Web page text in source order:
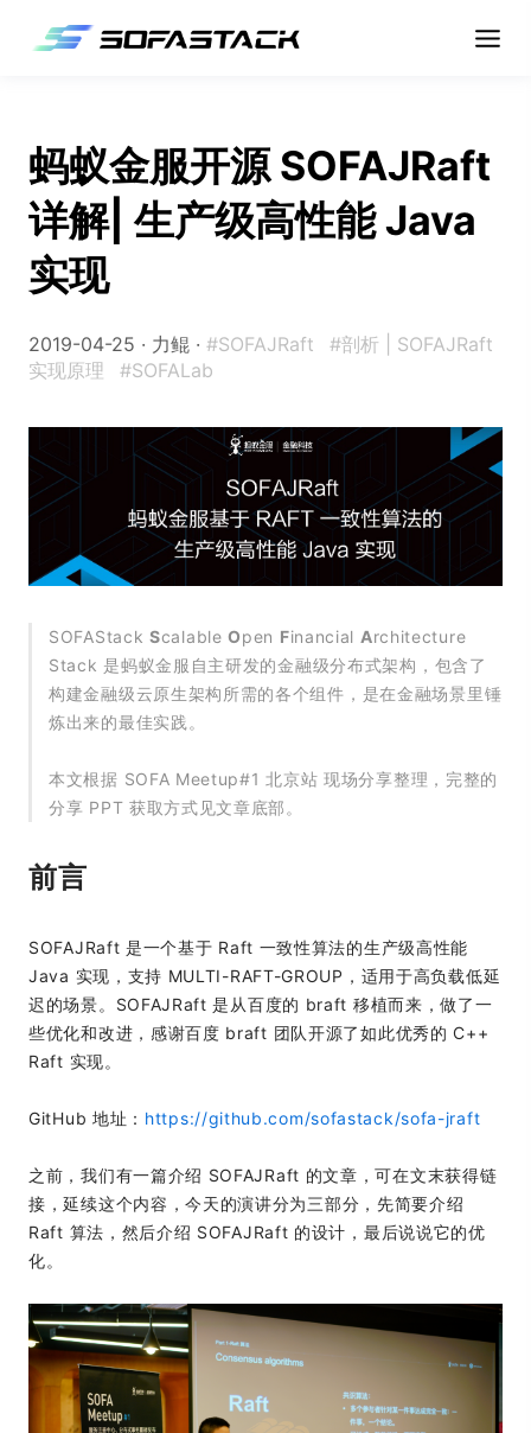
蚂蚁金服开源 SOFAJRaft
详解| 生产级高性能 Java
实现
2019-04-25 · 力鲲 · #SOFAJRaft
#剖析 | SOFAJRaft
实现原理
#SOFALab
SOFAStack ScalableOpen Financial Architecture
Stack 是蚂蚁金服自主研发的金融级分布式架构，包含了
构建金融级云原生架构所需的各个组件，是在金融场景里锤
炼出来的最佳实践。
本文根据 SOFA Meetup#1 北京站 现场分享整理，完整的
分享 PPT 获取方式见文章底部。
前言
SOFAJRaft 是一个基于 Raft 一致性算法的生产级高性能
Java 实现，支持 MULTI-RAFT-GROUP，适用于高负载低延
迟的场景。SOFAJRaft 是从百度的 braft 移植而来，做了一
些优化和改进，感谢百度 braft 团队开源了如此优秀的 C++
Raft 实现。
GitHub 地址： https://github.com/sofastack/sofa-jraft
之前，我们有一篇介绍 SOFAJRaft 的文章，可在文末获得链
接，延续这个内容，今天的演讲分为三部分，先简要介绍
Raft 算法，然后介绍 SOFAJRaft 的设计，最后说说它的优
化。